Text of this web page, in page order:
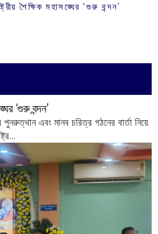
শৈক্ষিক মহাসঙ্ঘের ‘গুরু বন্দন’
‘গুরু বন্দন’
এবং মানব চরিত্র গঠনের বার্তা নিয়ে